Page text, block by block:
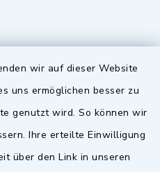
wir auf dieser Website
uns ermöglichen besser zu
genutzt wird. So können wir
Ihre erteilte Einwilligung
über den Link in unseren
Württemberg